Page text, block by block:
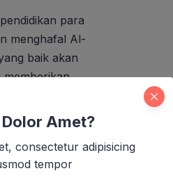
para
menghafal Al-
baik akan
memberikan
Pulih
Amet?
consectetur adipisicing
tempor